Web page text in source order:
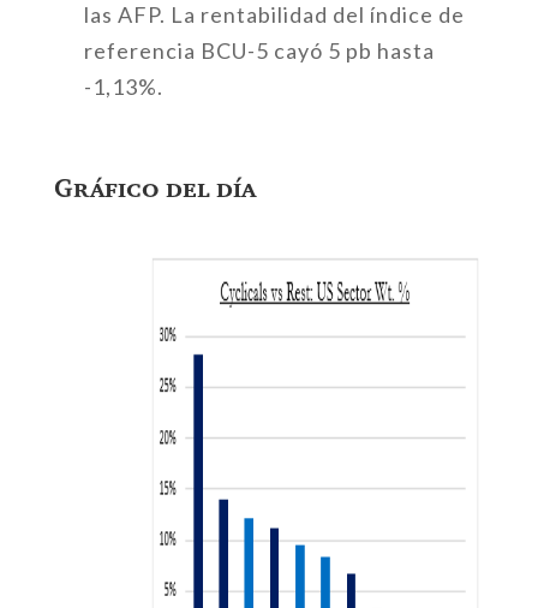
las AFP. La rentabilidad del índice de
referencia BCU-5 cayó 5 pb hasta
-1,13%.
Gráfico del día